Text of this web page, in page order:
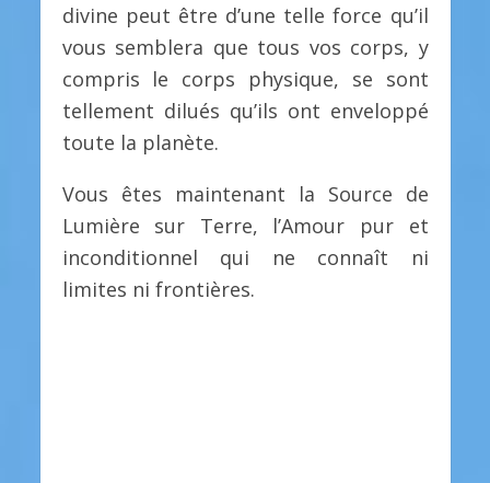
divine peut être d’une telle force qu’il
vous semblera que tous vos corps, y
compris le corps physique, se sont
tellement dilués qu’ils ont enveloppé
toute la planète.
Vous êtes maintenant la Source de
Lumière sur Terre, l’Amour pur et
inconditionnel qui ne connaît ni
limites ni frontières.